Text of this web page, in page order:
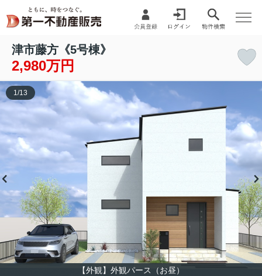
津市藤方《5号棟》
2,980万円
【外観】外観パース（お昼）
1 /13